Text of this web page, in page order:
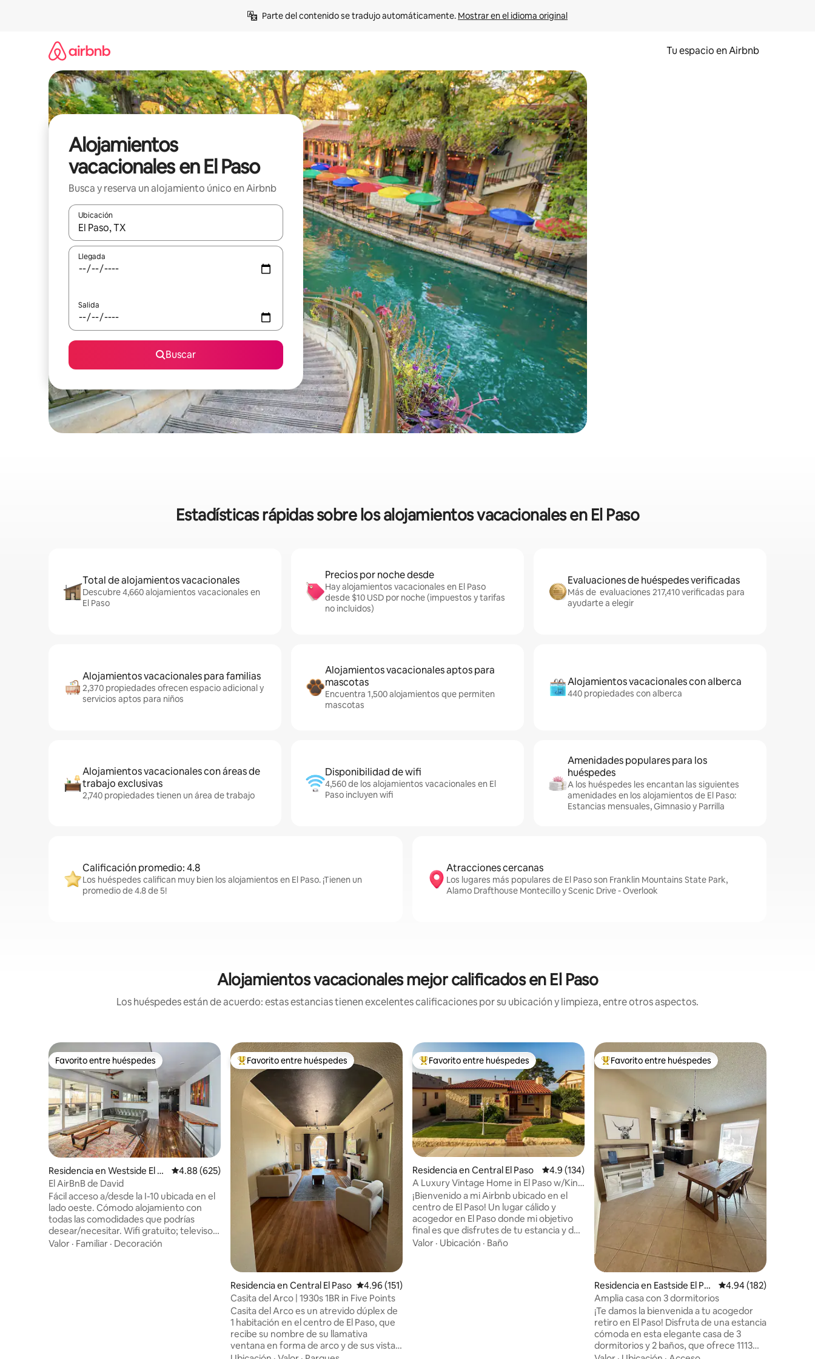
Parte del contenido se tradujo automáticamente. Mostrar en el idioma original
Tu espacio en Airbnb
Alojamientos
vacacionales en El Paso
Busca y reserva un alojamiento único en Airbnb
Ubicación
Cuando los resultados estén disponibles, podrás navegar usando las teclas de las flechas hacia arriba y hacia abajo, o bien tocando y deslizando la pantalla.
Llegada
Salida
Buscar
Estadísticas rápidas sobre los alojamientos vacacionales en El Paso
Total de alojamientos vacacionales
Descubre 4,660 alojamientos vacacionales en
El Paso
Precios por noche desde
Hay alojamientos vacacionales en El Paso
desde $10 USD por noche (impuestos y tarifas
no incluidos)
Evaluaciones de huéspedes verificadas
Más de evaluaciones 217,410 verificadas para
ayudarte a elegir
Alojamientos vacacionales para familias
2,370 propiedades ofrecen espacio adicional y
servicios aptos para niños
Alojamientos vacacionales aptos para
mascotas
Encuentra 1,500 alojamientos que permiten
mascotas
Alojamientos vacacionales con alberca
440 propiedades con alberca
Alojamientos vacacionales con áreas de
trabajo exclusivas
2,740 propiedades tienen un área de trabajo
Disponibilidad de wifi
4,560 de los alojamientos vacacionales en El
Paso incluyen wifi
Amenidades populares para los
huéspedes
A los huéspedes les encantan las siguientes
amenidades en los alojamientos de El Paso:
Estancias mensuales, Gimnasio y Parrilla
Calificación promedio: 4.8
Los huéspedes califican muy bien los alojamientos en El Paso. ¡Tienen un
promedio de 4.8 de 5!
Atracciones cercanas
Los lugares más populares de El Paso son Franklin Mountains State Park,
Alamo Drafthouse Montecillo y Scenic Drive - Overlook
Alojamientos vacacionales mejor calificados en El Paso
Los huéspedes están de acuerdo: estas estancias tienen excelentes calificaciones por su ubicación y limpieza, entre otros aspectos.
Favorito entre huéspedes
Favorito entre huéspedes
Residencia en Westside El P
aso
Calificación promedio: 4.88 de 5; 625 evaluaciones
4.88 (625)
El AirBnB de David
Fácil acceso a/desde la I-10 ubicada en el
lado oeste. Cómodo alojamiento con
todas las comodidades que podrías
desear/necesitar. Wifi gratuito; televisor
inteligente de 75 pulgadas con barra de
Valor · Familiar · Decoración
De los mejores en Favorito entre huéspedes
Favorito entre huéspedes
Residencia en Central El Paso Calificación promedio: 4.96 de 5; 151 evaluaciones
4.96 (151)
Casita del Arco | 1930s 1BR in Five Points
Casita del Arco es un atrevido dúplex de
1 habitación en el centro de El Paso, que
recibe su nombre de su llamativa
ventana en forma de arco y de sus vistas
De los mejores en Favorito entre huéspedes
Favorito entre huéspedes
Residencia en Central El Paso Calificación promedio: 4.9 de 5; 134 evaluaciones
4.9 (134)
A Luxury Vintage Home in El Paso w/King
MBR Suite
¡Bienvenido a mi Airbnb ubicado en el
centro de El Paso! Un lugar cálido y
acogedor en El Paso donde mi objetivo
final es que disfrutes de tu estancia y de
nuestra amigable ciudad. Mi Airbnb
Valor · Ubicación · Baño
De los mejores en Favorito entre huéspedes
Favorito entre huéspedes
Residencia en Eastside El Pas
o
Calificación promedio:
4.94 (182)
Amplia casa con 3 dormitorios
¡Te damos la bienvenida a tu acogedor
retiro en El Paso! Disfruta de una estancia
cómoda en esta elegante casa de 3
dormitorios y 2 baños, que ofrece 1113